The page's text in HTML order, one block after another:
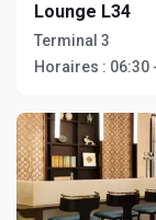
Lounge L34
Terminal 3
Horaires : 06:30